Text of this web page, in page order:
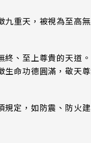
重天，被視為至高
、至上尊貴的天道
命功德圓滿，敬天
定，如防震、防火